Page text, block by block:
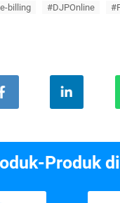
billing #DJPOnline
Produk